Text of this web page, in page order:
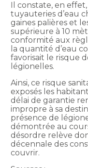
Il constate, en
tuyauteries d’eau
gaines palières et
supérieure à 10
conformité aux
la quantité d’eau
favorisait le risque
légionelles.
Ainsi, ce risque
exposés les
délai de garantie
impropre à sa
présence de
démontrée au
désordre relève
décennale des
couvrir.